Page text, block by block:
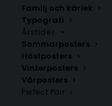
Familj och kärlek
Typografi
Årstider
Sommarposters
Höstposters
Vinterposters
Vårposters
Perfect Pair
Poster med bokstaven Ö –
Lines stil
Fr.99.00